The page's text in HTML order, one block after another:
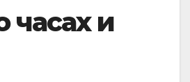
часах и